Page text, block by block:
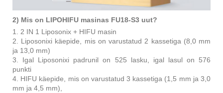
2) Mis on LIPOHIFU masinas FU18-S3 uut?
1. 2 IN 1 Liposonix + HIFU masin
2. Liposonixi käepide, mis on varustatud 2 kassetiga (8,0 mm
ja 13,0 mm)
3. Igal Liposonixi padrunil on 525 lasku, igal lasul on 576
punkti
4. HIFU käepide, mis on varustatud 3 kassetiga (1,5 mm ja 3,0
mm ja 4,5 mm),